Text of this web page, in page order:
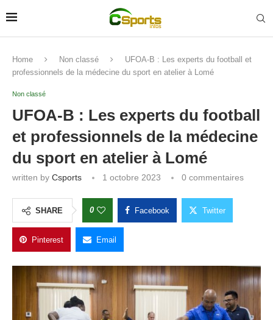
Home Non classé
UFOA-B : Les experts du football et
professionnels de la médecine du sport en atelier à Lomé
Non classé
UFOA-B : Les experts du football
et professionnels de la médecine
du sport en atelier à Lomé
written by Csports 1 octobre 2023 0 commentaires
SHARE 0 Facebook Twitter
Pinterest Email